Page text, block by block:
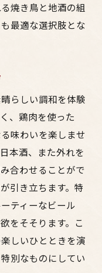
ー
さ
な鳥料理で楽し
い時間
の夜
焼き鳥と地酒の組
最適な選択肢とな
らしい調和を体験
、鶏肉を使った
味わいを楽しませ
本酒、また外れを
合わせることがで
引き立ちます。特
ティーなビール
をそそります。こ
しいひとときを演
別なものにしてい